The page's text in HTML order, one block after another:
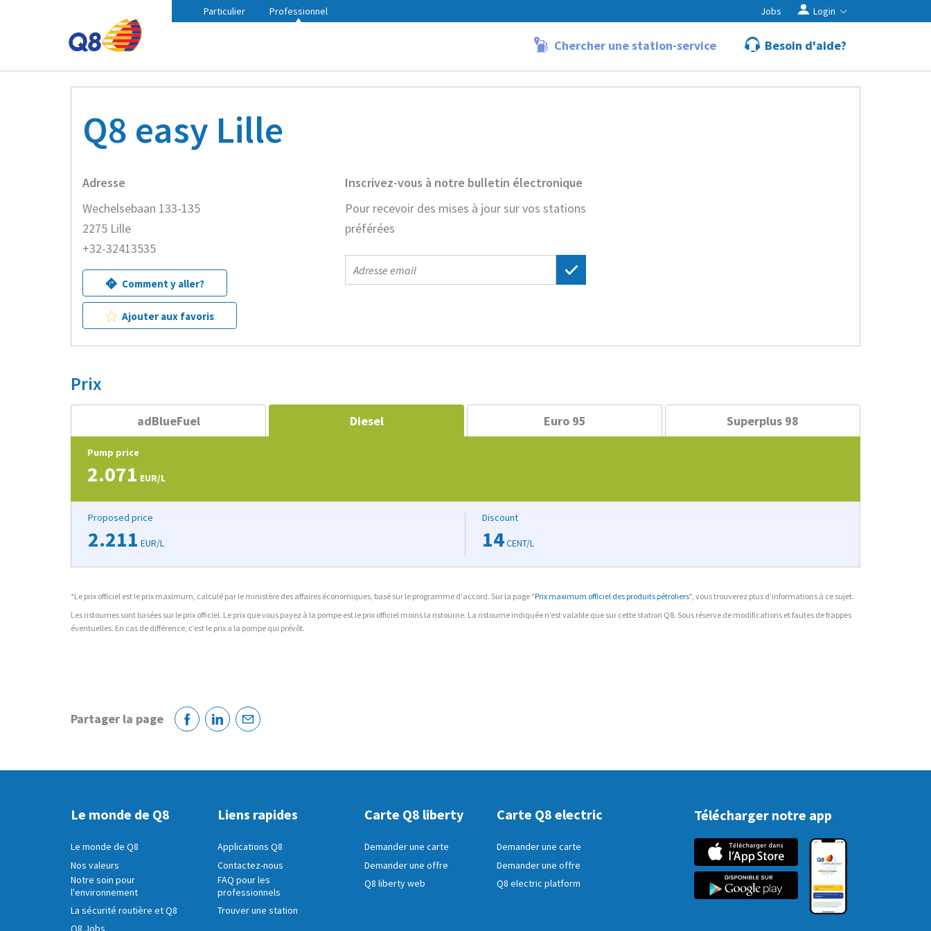
Particulier Professionnel Jobs Login
Chercher une station-service Besoin d'aide?
Q8 easy Lille
Adresse
Wechelsebaan 133-135
2275 Lille
+32-32413535
Comment y aller?
Ajouter aux favoris
Inscrivez-vous à notre bulletin électronique
Pour recevoir des mises à jour sur vos stations
préférées
E-
mail
Prix
adBlueFuel Diesel Euro 95 Superplus 98
Pump price
2.071 EUR/L
Proposed price
2.211 EUR/L
Discount
14CENT/L
*Le prix officiel est le prix maximum, calculé par le ministère des affaires économiques, basé sur le programme d'accord. Sur la page "Prix maximum officiel des produits pétroliers", vous trouverez plus d’informations à ce sujet.
Les ristournes sont basées sur le prix officiel. Le prix que vous payez à la pompe est le prix officiel moins la ristourne. La ristourne indiquée n’est valable que sur cette station Q8. Sous réserve de modifications et fautes de frappes
éventuelles. En cas de différence, c’est le prix a la pompe qui prévôt.
Partager la page
FacebookLinkedinCourriel
Le monde de Q8
Le monde de Q8
Nos valeurs
Notre soin pour
l'environnement
La sécurité routière et Q8
Q8 Jobs
Liens rapides
Applications Q8
Contactez-nous
FAQ pour les
professionnels
Trouver une station
Carte Q8 liberty
Demander une carte
Demander une offre
Q8 liberty web
Carte Q8 electric
Demander une carte
Demander une offre
Q8 electric platform
Télécharger notre app